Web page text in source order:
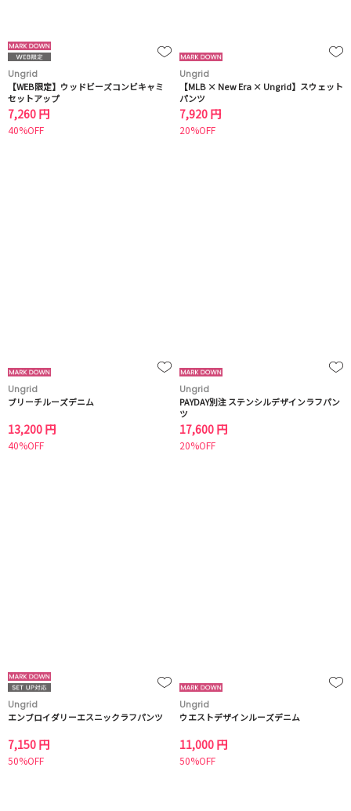
Ungrid
【WEB限定】ウッドビーズコンビキャミ
セットアップ
7,260 円
40%OFF
Ungrid
【MLB × New Era × Ungrid】スウェット
パンツ
7,920 円
20%OFF
Ungrid
ブリーチルーズデニム
13,200 円
40%OFF
Ungrid
PAYDAY別注 ステンシルデザインラフパン
ツ
17,600 円
20%OFF
Ungrid
エンブロイダリーエスニックラフパンツ
7,150 円
50%OFF
Ungrid
ウエストデザインルーズデニム
11,000 円
50%OFF